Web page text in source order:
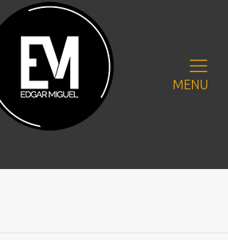
MENU